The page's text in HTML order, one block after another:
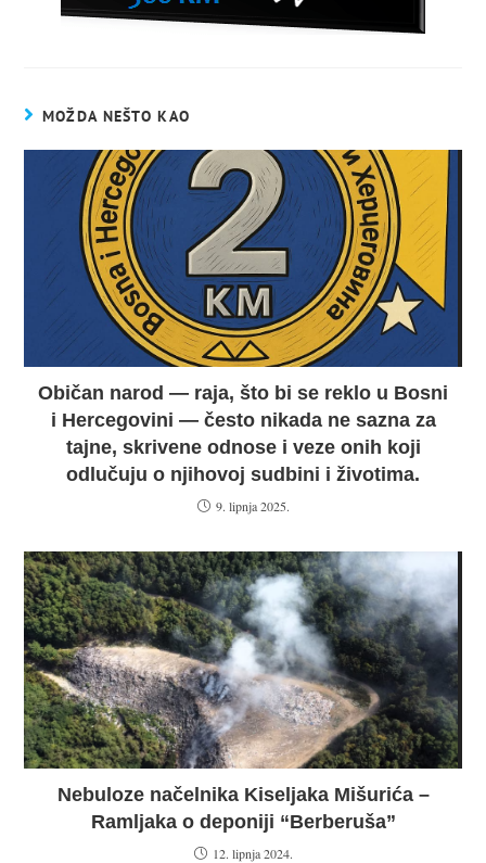
MOŽDA NEŠTO KAO
Običan narod — raja, što bi se reklo u Bosni
i Hercegovini — često nikada ne sazna za
tajne, skrivene odnose i veze onih koji
odlučuju o njihovoj sudbini i životima.
9. lipnja 2025.
Nebuloze načelnika Kiseljaka Mišurića –
Ramljaka o deponiji “Berberuša”
12. lipnja 2024.